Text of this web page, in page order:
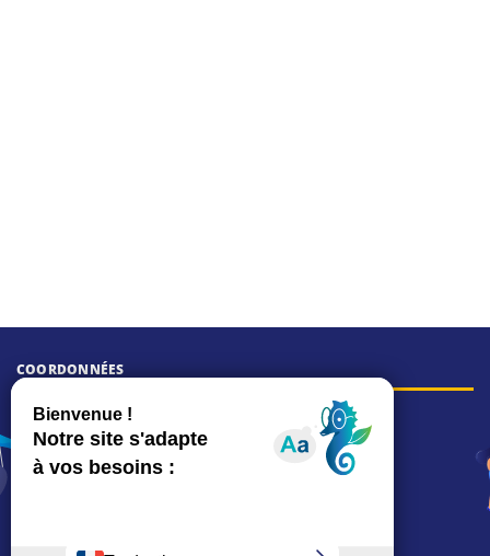
COORDONNÉES
Hôtel de ville
15, rue Charles-Duflos
01 41 19 83 00